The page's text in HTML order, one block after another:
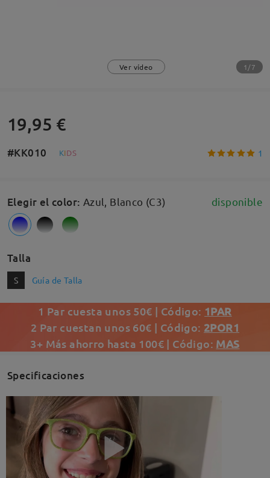
Ver vídeo 1/7
19,95 €
#KK010 KIDS 1
Elegir el color: Azul, Blanco (C3) disponible
Talla
S Guía de Talla
1 Par cuesta unos 50€ | Código: 1PAR
2 Par cuestan unos 60€ | Código: 2POR1
3+ Más ahorro hasta 100€ | Código: MAS
Specificaciones